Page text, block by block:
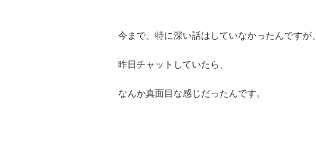
今まで、特に深い話はしていなかったんですが、
昨日チャットしていたら、
なんか真面目な感じだったんです。